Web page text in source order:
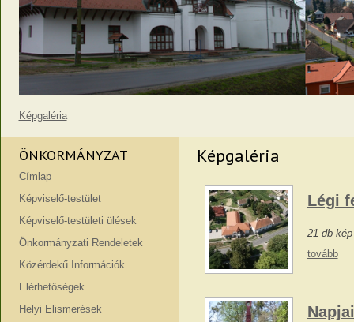
Képgaléria
ÖNKORMÁNYZAT
Címlap
Képviselő-testület
Képviselő-testületi ülések
Önkormányzati Rendeletek
Közérdekű Információk
Elérhetőségek
Helyi Elismerések
Képgaléria
Légi
21 db kép
tovább